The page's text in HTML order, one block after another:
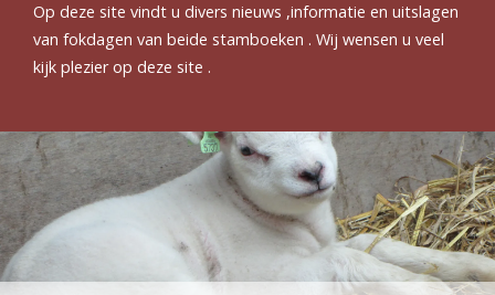
Op deze site vindt u divers nieuws ,informatie en uitslagen
van fokdagen van beide stamboeken . Wij wensen u veel
kijk plezier op deze site .